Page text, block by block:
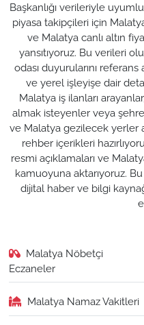
Başkanlığı verileriyle
piyasa takipçileri için
ve Malatya canlı altın
yansıtıyoruz. Bu verileri
odası duyurularını
ve yerel işleyişe dair
Malatya iş ilanları
almak isteyenler veya
ve Malatya gezilecek yerler
rehber içerikleri
resmi açıklamaları ve
kamuoyuna aktarıyoruz.
dijital haber ve bilgi
Malatya Nöbetçi
Eczaneler
Malatya Namaz Vakitleri